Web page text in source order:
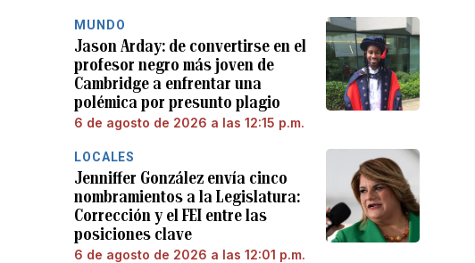
MUNDO
Jason Arday: de convertirse en el
profesor negro más joven de
Cambridge a enfrentar una
polémica por presunto plagio
6 de agosto de 2026 a las 12:15 p.m.
LOCALES
Jenniffer González envía cinco
nombramientos a la Legislatura:
Corrección y el FEI entre las
posiciones clave
6 de agosto de 2026 a las 12:01 p.m.